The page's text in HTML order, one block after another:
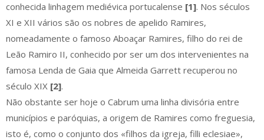
conhecida linhagem mediévica portucalense [1]. Nos séculos
XI e XII vários são os nobres de apelido Ramires,
nomeadamente o famoso Aboaçar Ramires, filho do rei de
Leão Ramiro II, conhecido por ser um dos intervenientes na
famosa Lenda de Gaia que Almeida Garrett recuperou no
século XIX [2].
Não obstante ser hoje o Cabrum uma linha divisória entre
municípios e paróquias, a origem de Ramires como freguesia,
isto é, como o conjunto dos «filhos da igreja, filli eclesiae»,